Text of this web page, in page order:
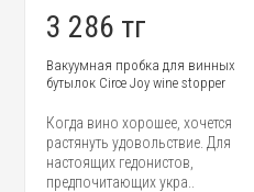
3 286 тг
Вакуумная пробка для винных
бутылок Circe Joy wine stopper
Когда вино хорошее, хочется
растянуть удовольствие. Для
настоящих гедонистов,
предпочитающих укра..